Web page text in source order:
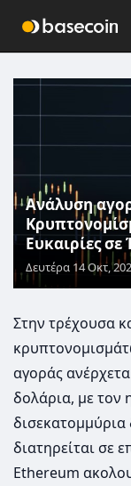
Ανάλυση
Ευκαιρίες
Δευτέρα 14 Οκτ,
Στην τρέχουσα
αγοράς
δολάρια, με τον
διατηρείται σε
Ethereum